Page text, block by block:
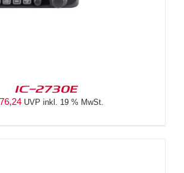
IC-2730E
UVP inkl. 19 % MwSt.